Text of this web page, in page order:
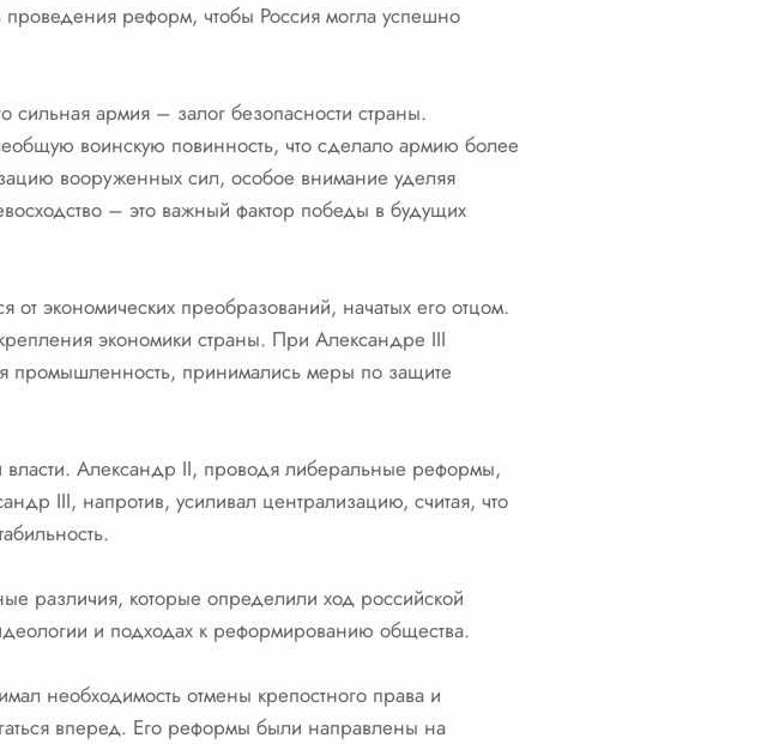
реформ, чтобы Россия могла успешно
армия – залог безопасности страны.
воинскую повинность, что сделало армию более
вооруженных сил, особое внимание уделяя
– это важный фактор победы в будущих
экономических преобразований, начатых его отцом.
экономики страны. При Александре III
промышленность, принимались меры по защите
Александр II, проводя либеральные реформы,
III, напротив, усиливал централизацию, считая, что
различия, которые определили ход российской
и подходах к реформированию общества.
необходимость отмены крепостного права и
вперед. Его реформы были направлены на